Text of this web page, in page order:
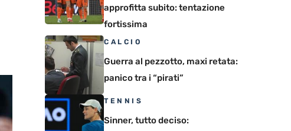
approfitta subito: tentazione
fortissima
CALCIO
Guerra al pezzotto, maxi retata:
panico tra i “pirati”
TENNIS
Sinner, tutto deciso: